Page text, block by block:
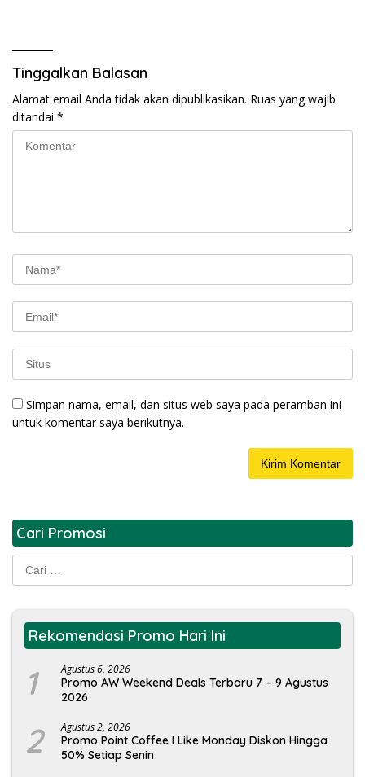
Tinggalkan Balasan
Alamat email Anda tidak akan dipublikasikan. Ruas yang wajib
ditandai *
Simpan nama, email, dan situs web saya pada peramban ini
untuk komentar saya berikutnya.
Cari Promosi
Cari
untuk:
Rekomendasi Promo Hari Ini
1 Agustus 6, 2026
Promo AW Weekend Deals Terbaru 7 – 9 Agustus
2026
2 Agustus 2, 2026
Promo Point Coffee I Like Monday Diskon Hingga
50% Setiap Senin